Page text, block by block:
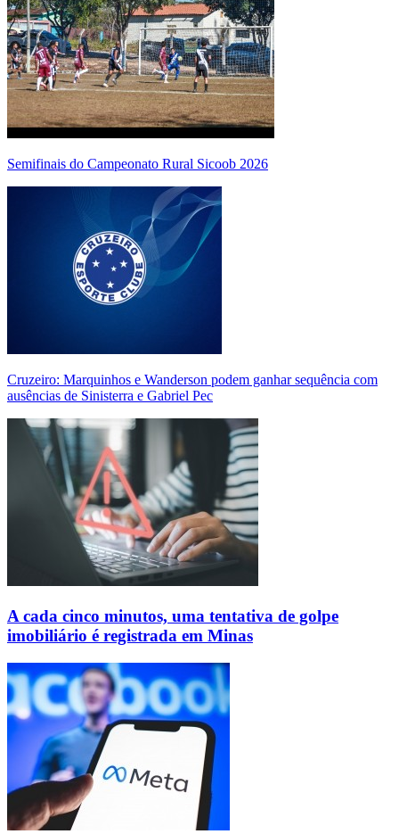
Semifinais do Campeonato Rural Sicoob 2026
Cruzeiro: Marquinhos e Wanderson podem ganhar sequência com
ausências de Sinisterra e Gabriel Pec
A cada cinco minutos, uma tentativa de golpe
imobiliário é registrada em Minas